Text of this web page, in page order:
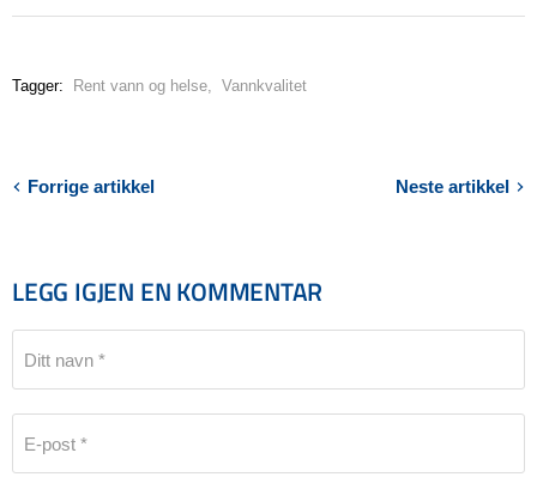
Tagger: Rent vann og helse, Vannkvalitet
Forrige artikkel Neste artikkel
LEGG IGJEN EN KOMMENTAR
Ditt navn *
E-post *